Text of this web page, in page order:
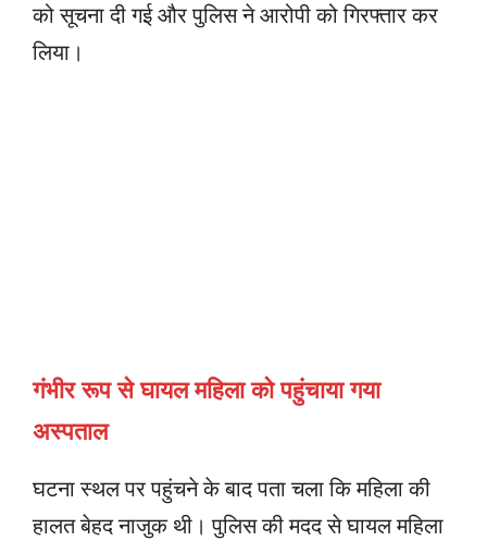
को सूचना दी गई और पुलिस ने आरोपी को गिरफ्तार कर
लिया।
गंभीर रूप से घायल महिला को पहुंचाया गया
अस्पताल
घटना स्थल पर पहुंचने के बाद पता चला कि महिला की
हालत बेहद नाजुक थी। पुलिस की मदद से घायल महिला